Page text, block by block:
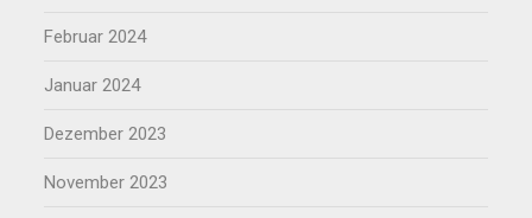
Februar 2024
Januar 2024
Dezember 2023
November 2023